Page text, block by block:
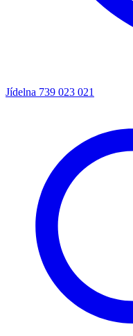
Jídelna 739 023 021